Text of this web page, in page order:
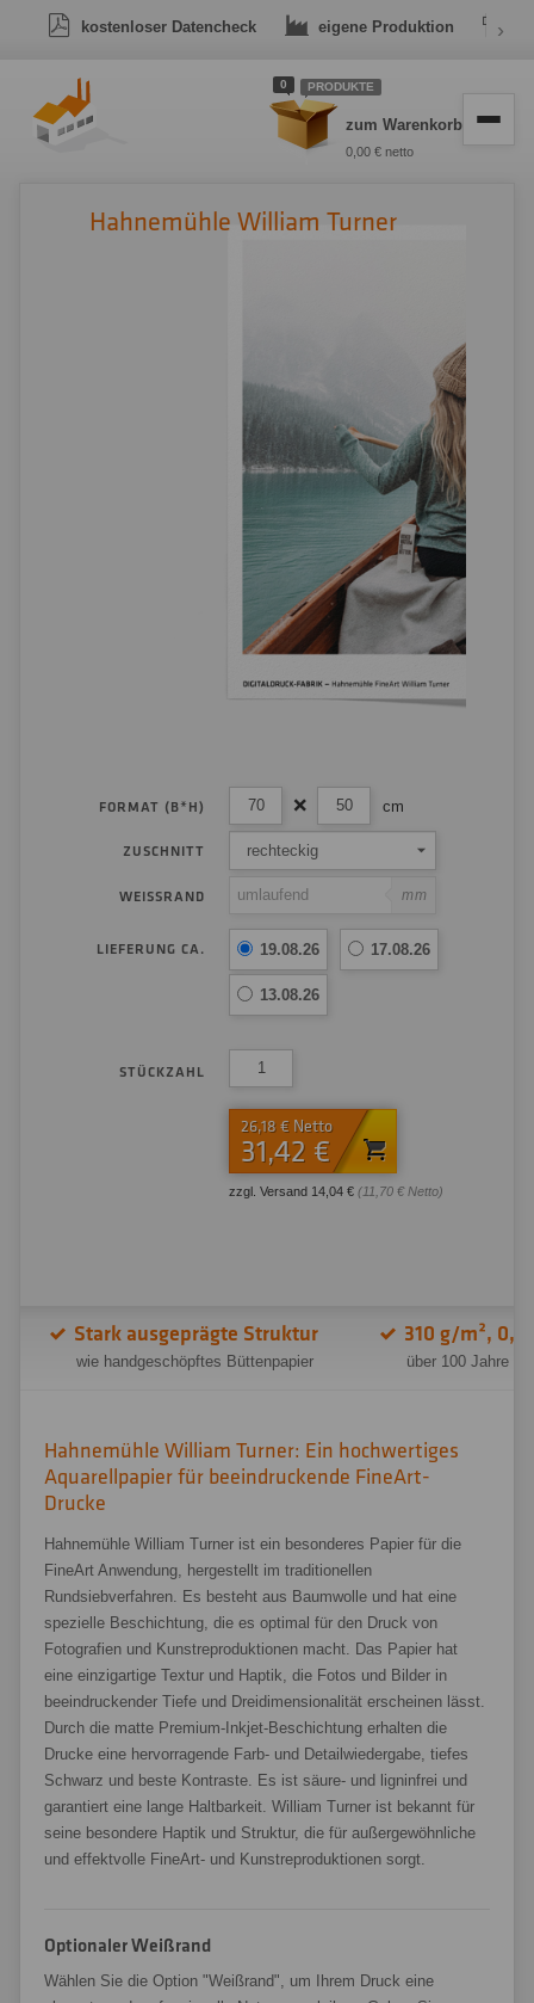
kostenloser Datencheck eigene Produktion ›
0 PRODUKTE
zum Warenkorb
0,00 € netto
Hahnemühle William Turner
FORMAT (B*H) cm
ZUSCHNITT rechteckig
WEISSRAND mm
LIEFERUNG CA. 19.08.26 17.08.26
13.08.26
STÜCKZAHL
26,18 € Netto
31,42 €
zzgl. Versand 14,04 € (11,70 € Netto)
Stark ausgeprägte Struktur
wie handgeschöpftes Büttenpapier
310 g/m²,
über 100 Jahre
Hahnemühle William Turner: Ein hochwertiges
Aquarellpapier für beeindruckende FineArt-
Drucke
Hahnemühle William Turner ist ein besonderes Papier für die
FineArt Anwendung, hergestellt im traditionellen
Rundsiebverfahren. Es besteht aus Baumwolle und hat eine
spezielle Beschichtung, die es optimal für den Druck von
Fotografien und Kunstreproduktionen macht. Das Papier hat
eine einzigartige Textur und Haptik, die Fotos und Bilder in
beeindruckender Tiefe und Dreidimensionalität erscheinen lässt.
Durch die matte Premium-Inkjet-Beschichtung erhalten die
Drucke eine hervorragende Farb- und Detailwiedergabe, tiefes
Schwarz und beste Kontraste. Es ist säure- und ligninfrei und
garantiert eine lange Haltbarkeit. William Turner ist bekannt für
seine besondere Haptik und Struktur, die für außergewöhnliche
und effektvolle FineArt- und Kunstreproduktionen sorgt.
Optionaler Weißrand
Wählen Sie die Option "Weißrand", um Ihrem Druck eine